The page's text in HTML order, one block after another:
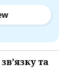
та